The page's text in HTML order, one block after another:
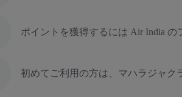
ポイントを獲得するには Air India
初めてご利用の方は、マハラジャク